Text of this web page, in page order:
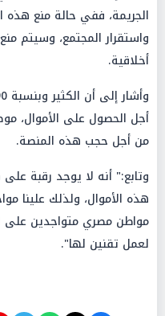
الجريمة، ففي حالة منع هذه
واستقرار المجتمع، وسيتم
أخلاقية.
أجل الحصول على الأموال،
من أجل حجب هذه المنصة.
وتابع:" أنه لا يوجد رقبة
مواطن مصري متواجدين على
لعمل تقنين لها".